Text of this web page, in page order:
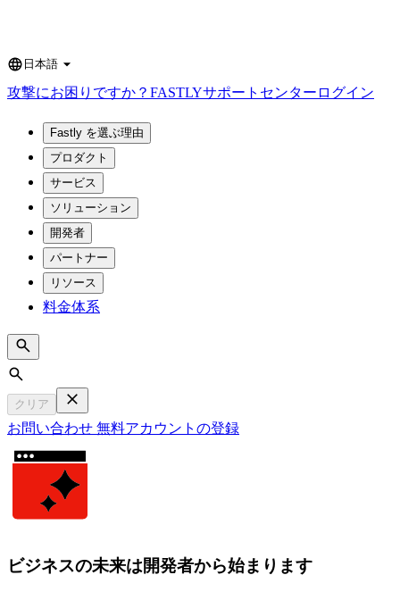
Language
日本語
攻撃にお困りですか？ FASTLYサポートセンター ログイン
Fastly を選ぶ理由
プロダクト
サービス
ソリューション
開発者
パートナー
リソース
料金体系
Search
クリア
お問い合わせ 無料アカウントの登録
ビジネスの未来は開発者から始まります